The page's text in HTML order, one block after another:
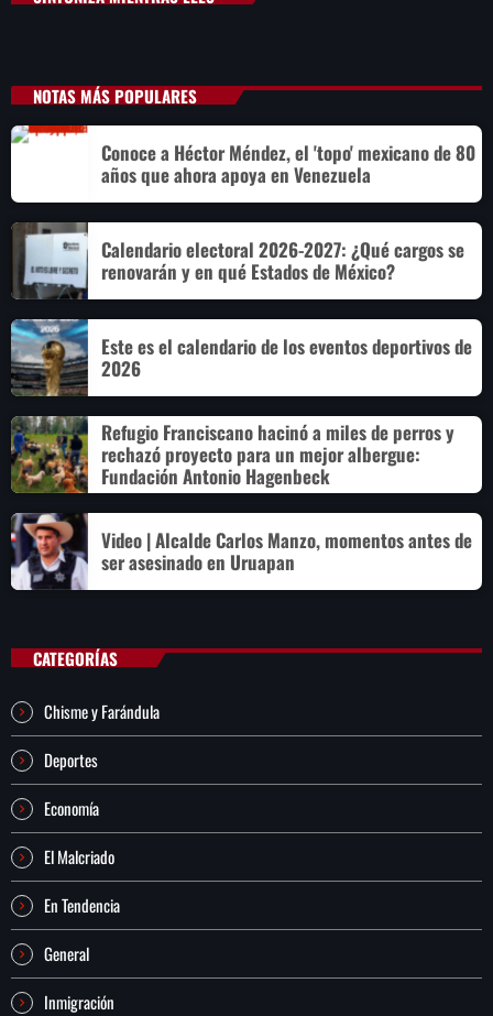
NOTAS MÁS POPULARES
Conoce a Héctor Méndez, el 'topo' mexicano de 80
años que ahora apoya en Venezuela
Calendario electoral 2026-2027: ¿Qué cargos se
renovarán y en qué Estados de México?
Este es el calendario de los eventos deportivos de
2026
Refugio Franciscano hacinó a miles de perros y
rechazó proyecto para un mejor albergue:
Fundación Antonio Hagenbeck
Video | Alcalde Carlos Manzo, momentos antes de
ser asesinado en Uruapan
CATEGORÍAS
Chisme y Farándula
Deportes
Economía
El Malcriado
En Tendencia
General
Inmigración